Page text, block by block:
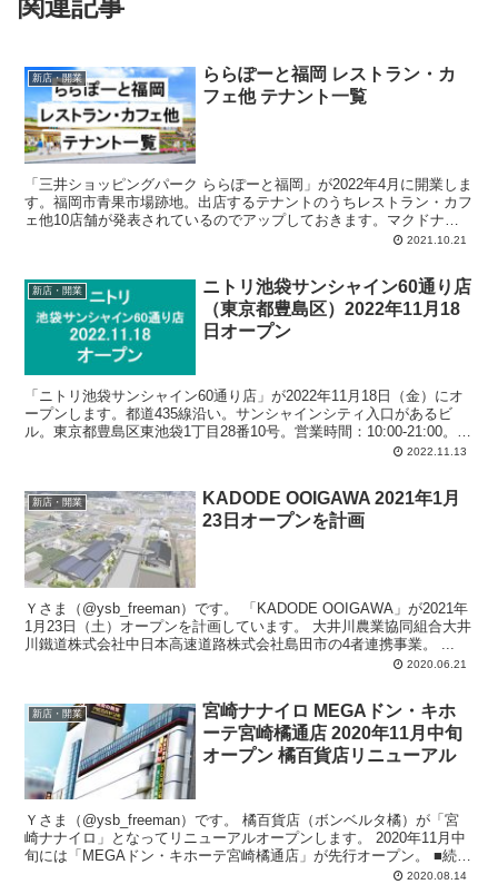
関連記事
新店・開業
ららぽーと福岡 レストラン・カ
フェ他 テナント一覧
「三井ショッピングパーク ららぽーと福岡」が2022年4月に開業しま
す。福岡市青果市場跡地。出店するテナントのうちレストラン・カフ
ェ他10店舗が発表されているのでアップしておきます。マクドナル
ド、とんかつ、ハンバーグ、ピッツェリア、イタリアン、餃子、火
2021.10.21
新店・開業
ニトリ池袋サンシャイン60通り店
（東京都豊島区）2022年11月18
日オープン
「ニトリ池袋サンシャイン60通り店」が2022年11月18日（金）にオ
ープンします。都道435線沿い。サンシャインシティ入口があるビ
ル。東京都豊島区東池袋1丁目28番10号。営業時間：10:00-21:00。専
用駐車場ナシ、特約駐車場ナシ。大型店舗。Tax Free 免税。2022.11.13
新店・開業
KADODE OOIGAWA 2021年1月
23日オープンを計画
Ｙさま（@ysb_freeman）です。 「KADODE OOIGAWA」が2021年
1月23日（土）オープンを計画しています。 大井川農業協同組合大井
2020.06.21
新店・開業
宮崎ナナイロ MEGAドン・キホ
ーテ宮崎橘通店 2020年11月中旬
オープン 橘百貨店リニューアル
Ｙさま（@ysb_freeman）です。 橘百貨店（ボンベルタ橘）が「宮
崎ナナイロ」となってリニューアルオープンします。 2020年11月中
旬には「MEGAドン・キホーテ宮崎橘通店」が先行オープン。 ■続報
2020.08.14